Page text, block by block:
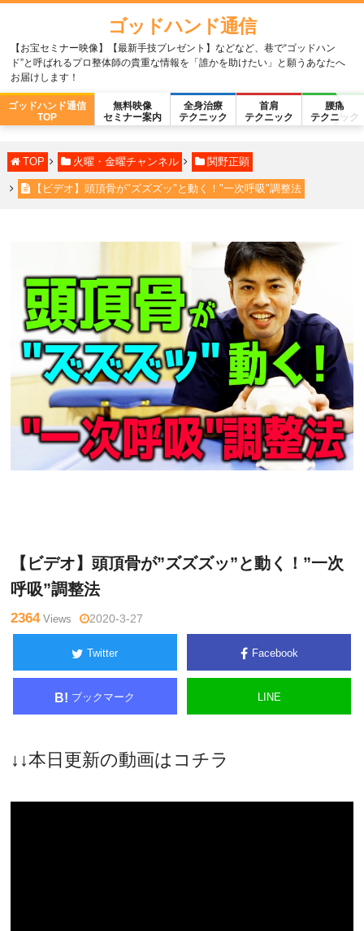
ゴッドハンド通信
【お宝セミナー映像】【最新手技プレゼント】などなど、巷で“ゴッドハン
ド”と呼ばれるプロ整体師の貴重な情報を「誰かを助けたい」と願うあなたへ
お届けします！
ゴッドハンド通信
TOP
無料映像
セミナー案内
全身治療
テクニック
首肩
テクニック
腰痛
テクニック
TOP 火曜・金曜チャンネル 関野正顕
【ビデオ】頭頂骨が"ズズズッ"と動く！"一次呼吸"調整法
【ビデオ】頭頂骨が”ズズズッ”と動く！”一次
呼吸”調整法
2364Views 2020-3-27
Twitter Facebook
B! ブックマーク LINE
↓↓本日更新の動画はコチラ